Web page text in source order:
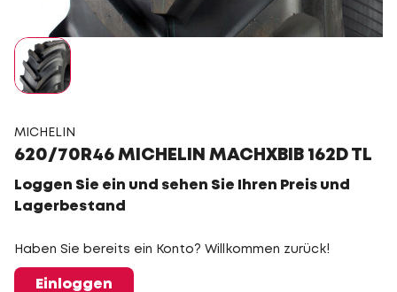
MICHELIN
620/70R46 MICHELIN MACHXBIB 162D TL
Loggen Sie ein und sehen Sie Ihren Preis und
Lagerbestand
Haben Sie bereits ein Konto? Willkommen zurück!
Einloggen